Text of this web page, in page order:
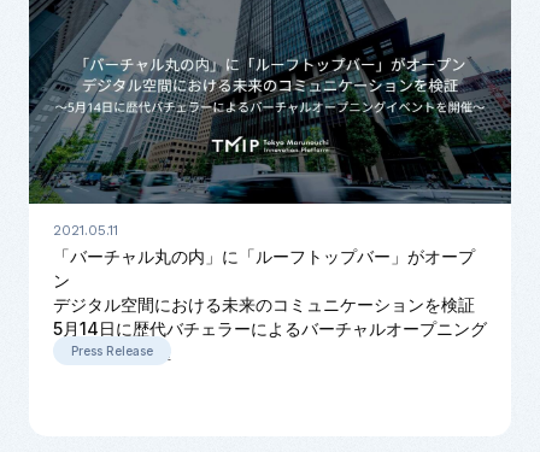
2021.05.11
「バーチャル丸の内」に「ルーフトップバー」がオープ
ン
デジタル空間における未来のコミュニケーションを検証
5月14日に歴代バチェラーによるバーチャルオープニング
イベントを開催
Press Release